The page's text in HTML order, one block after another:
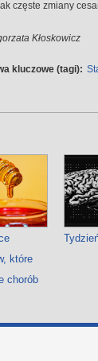
częste zmiany
Kłoskowicz
kluczowe (tagi):
które
chorób